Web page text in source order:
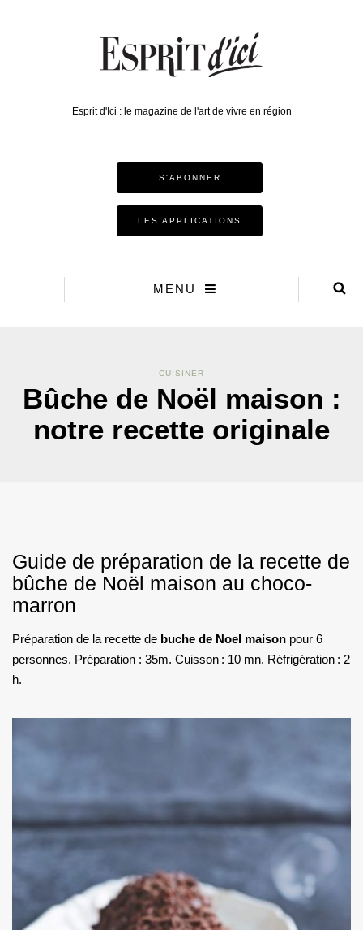
Esprit d'Ici : le magazine de l'art de vivre en région
S'ABONNER
LES APPLICATIONS
MENU
CUISINER
Bûche de Noël maison :
notre recette originale
Guide de préparation de la recette de
bûche de Noël maison au choco-
marron
Préparation de la recette de buche de Noel maison pour 6
personnes. Préparation : 35m. Cuisson : 10 mn. Réfrigération : 2
h.